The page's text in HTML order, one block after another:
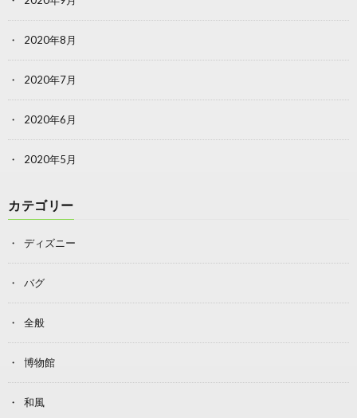
2020年8月
2020年7月
2020年6月
2020年5月
カテゴリー
ディズニー
バグ
全般
博物館
和風